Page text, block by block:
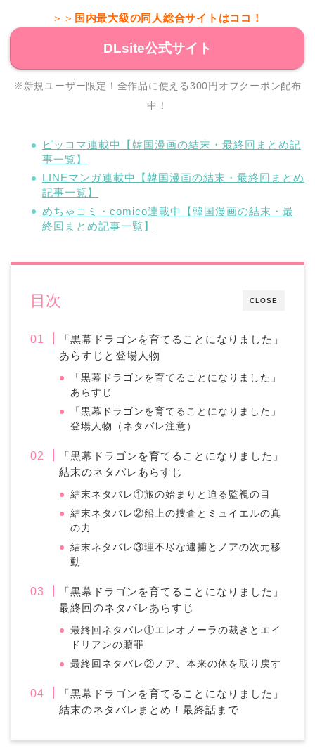
＞＞ 国内最大級の同人総合サイトはココ！
DLsite公式サイト
※新規ユーザー限定！全作品に使える300円オフクーポン配布
中！
ピッコマ連載中【韓国漫画の結末・最終回まとめ記
事一覧】
LINEマンガ連載中【韓国漫画の結末・最終回まとめ
記事一覧】
めちゃコミ・comico連載中【韓国漫画の結末・最
終回まとめ記事一覧】
CLOSE
目次
「黒幕ドラゴンを育てることになりました」
あらすじと登場人物
「黒幕ドラゴンを育てることになりました」
あらすじ
「黒幕ドラゴンを育てることになりました」
登場人物（ネタバレ注意）
「黒幕ドラゴンを育てることになりました」
結末のネタバレあらすじ
結末ネタバレ①旅の始まりと迫る監視の目
結末ネタバレ②船上の捜査とミュイエルの真
の力
結末ネタバレ③理不尽な逮捕とノアの次元移
動
「黒幕ドラゴンを育てることになりました」
最終回のネタバレあらすじ
最終回ネタバレ①エレオノーラの裁きとエイ
ドリアンの贖罪
最終回ネタバレ②ノア、本来の体を取り戻す
「黒幕ドラゴンを育てることになりました」
結末のネタバレまとめ！最終話まで